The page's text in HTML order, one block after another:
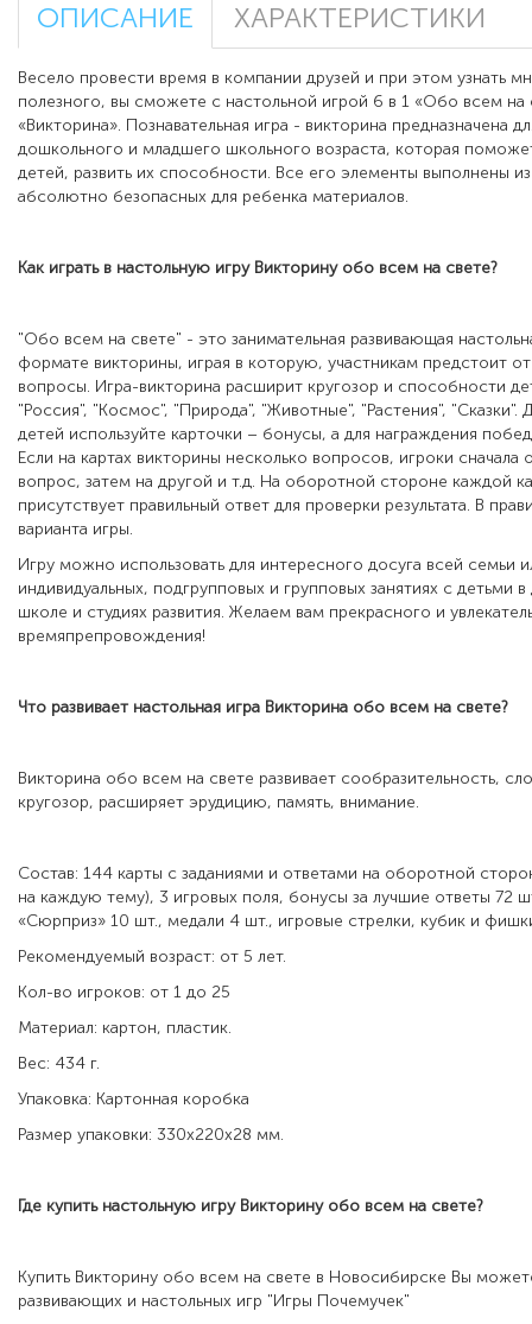
ОПИСАНИЕ ХАРАКТЕРИСТИКИ
Весело провести время в компании друзей и при этом узнать
полезного, вы сможете с настольной игрой 6 в 1 «Обо всем на
«Викторина». Познавательная игра - викторина предназначена
дошкольного и младшего школьного возраста, которая
детей, развить их способности. Все его элементы выполнены
абсолютно безопасных для ребенка материалов.
Как играть в настольную игру Викторину обо всем на свете?
"Обо всем на свете" - это занимательная развивающая
формате викторины, играя в которую, участникам предстоит
вопросы. Игра-викторина расширит кругозор и способности
"Россия", "Космос", "Природа", "Животные", "Растения", "Сказки".
детей используйте карточки – бонусы, а для награждения
Если на картах викторины несколько вопросов, игроки сначала
вопрос, затем на другой и т.д. На оборотной стороне каждой
присутствует правильный ответ для проверки результата. В
варианта игры.
Игру можно использовать для интересного досуга всей семьи
индивидуальных, подгрупповых и групповых занятиях с детьми
школе и студиях развития. Желаем вам прекрасного и
времяпрепровождения!
Что развивает настольная игра Викторина обо всем на свете?
Викторина обо всем на свете развивает сообразительность,
кругозор, расширяет эрудицию, память, внимание.
Состав: 144 карты с заданиями и ответами на оборотной
на каждую тему), 3 игровых поля, бонусы за лучшие ответы 72
«Сюрприз» 10 шт., медали 4 шт., игровые стрелки, кубик и
Рекомендуемый возраст: от 5 лет.
Кол-во игроков: от 1 до 25
Материал: картон, пластик.
Вес: 434 г.
Упаковка: Картонная коробка
Размер упаковки: 330х220х28 мм.
Где купить настольную игру Викторину обо всем на свете?
Купить Викторину обо всем на свете в Новосибирске Вы
развивающих и настольных игр "Игры Почемучек"